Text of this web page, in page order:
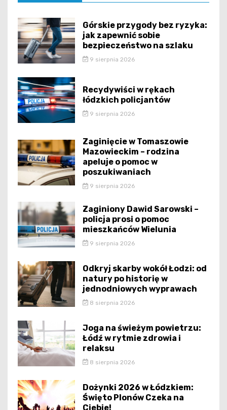
Górskie przygody bez ryzyka:
jak zapewnić sobie
bezpieczeństwo na szlaku
9 sierpnia 2026
Recydywiści w rękach
łódzkich policjantów
9 sierpnia 2026
Zaginięcie w Tomaszowie
Mazowieckim – rodzina
apeluje o pomoc w
poszukiwaniach
9 sierpnia 2026
Zaginiony Dawid Sarowski –
policja prosi o pomoc
mieszkańców Wielunia
9 sierpnia 2026
Odkryj skarby wokół Łodzi: od
natury po historię w
jednodniowych wyprawach
8 sierpnia 2026
Joga na świeżym powietrzu:
Łódź w rytmie zdrowia i
relaksu
8 sierpnia 2026
Dożynki 2026 w Łódzkiem:
Święto Plonów Czeka na
Ciebie!